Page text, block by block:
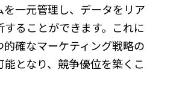
を一元管理し、データをリア
することができます。これに
的確なマーケティング戦略の
となり、競争優位を築くこ